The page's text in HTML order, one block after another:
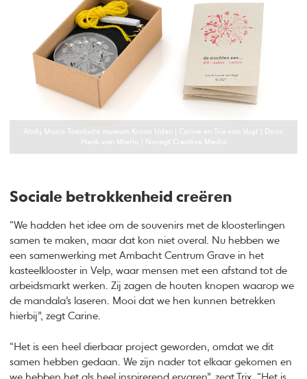
Abdij Maria Toevlucht museum Krona Uden | Carine en Trix van Vugt | Door:
Henk van Mierlo | Noregt Creative Media
Sociale betrokkenheid creëren
“We hadden het idee om de souvenirs met de kloosterlingen
samen te maken, maar dat kon niet overal. Nu hebben we
een samenwerking met Ambacht Centrum Grave in het
kasteelklooster in Velp, waar mensen met een afstand tot de
arbeidsmarkt werken. Zij zagen de houten knopen waarop we
de mandala’s laseren. Mooi dat we hen kunnen betrekken
hierbij”, zegt Carine.
“Het is een heel dierbaar project geworden, omdat we dit
samen hebben gedaan. We zijn nader tot elkaar gekomen en
we hebben het als heel inspirerend ervaren”, zegt Trix. “Het is